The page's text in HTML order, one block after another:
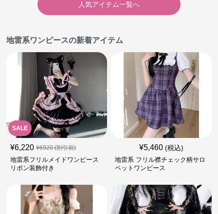
人気アイテム一覧へ
地雷系ワンピースの新着アイテム
SALE
¥6,220 ¥6920(割引前)
地雷系フリルメイドワンピース
リボン装飾付き
¥5,460 (税込)
地雷系 フリル襟チェック柄サロ
ペットワンピース